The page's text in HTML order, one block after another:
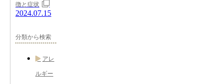
徴と症状
2024.07.15
分類から検索
アレ
ルギー